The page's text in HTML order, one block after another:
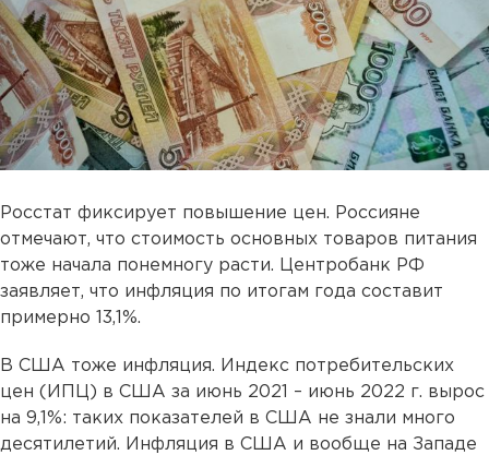
Росстат фиксирует повышение цен. Россияне
отмечают, что стоимость основных товаров питания
тоже начала понемногу расти. Центробанк РФ
заявляет, что инфляция по итогам года составит
примерно 13,1%.
В США тоже инфляция. Индекс потребительских
цен (ИПЦ) в США за июнь 2021 – июнь 2022 г. вырос
на 9,1%: таких показателей в США не знали много
десятилетий. Инфляция в США и вообще на Западе